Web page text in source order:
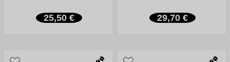
25,50 € 29,70 €